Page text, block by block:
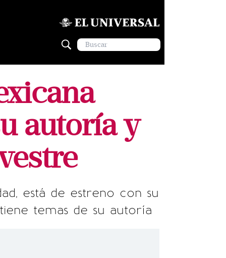
autoría y
está de estreno con su
temas de su autoría